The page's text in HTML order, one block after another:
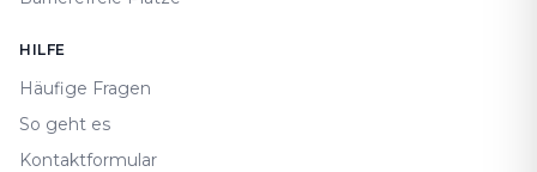
HILFE
Häufige Fragen
So geht es
Kontaktformular